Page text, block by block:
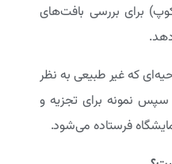
برای بررسی بافت‌های
که غیر طبیعی به نظر
نمونه برای تجزیه و
فرستاده می‌شود.